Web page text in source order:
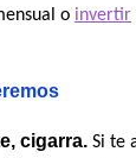
o invertir
cigarra. Si te